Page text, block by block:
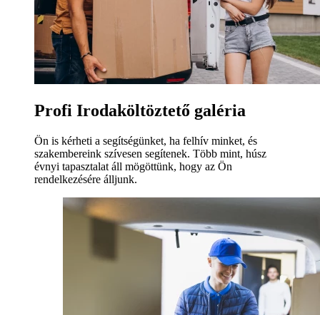
Profi Irodaköltöztető galéria
Ön is kérheti a segítségünket, ha felhív minket, és
szakembereink szívesen segítenek. Több mint, húsz
évnyi tapasztalat áll mögöttünk, hogy az Ön
rendelkezésére álljunk.